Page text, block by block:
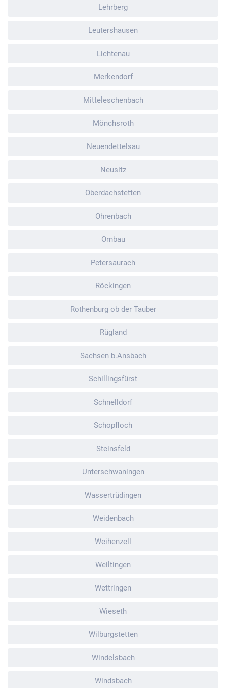
Lehrberg
Leutershausen
Lichtenau
Merkendorf
Mitteleschenbach
Mönchsroth
Neuendettelsau
Neusitz
Oberdachstetten
Ohrenbach
Ornbau
Petersaurach
Röckingen
Rothenburg ob der Tauber
Rügland
Sachsen b.Ansbach
Schillingsfürst
Schnelldorf
Schopfloch
Steinsfeld
Unterschwaningen
Wassertrüdingen
Weidenbach
Weihenzell
Weiltingen
Wettringen
Wieseth
Wilburgstetten
Windelsbach
Windsbach